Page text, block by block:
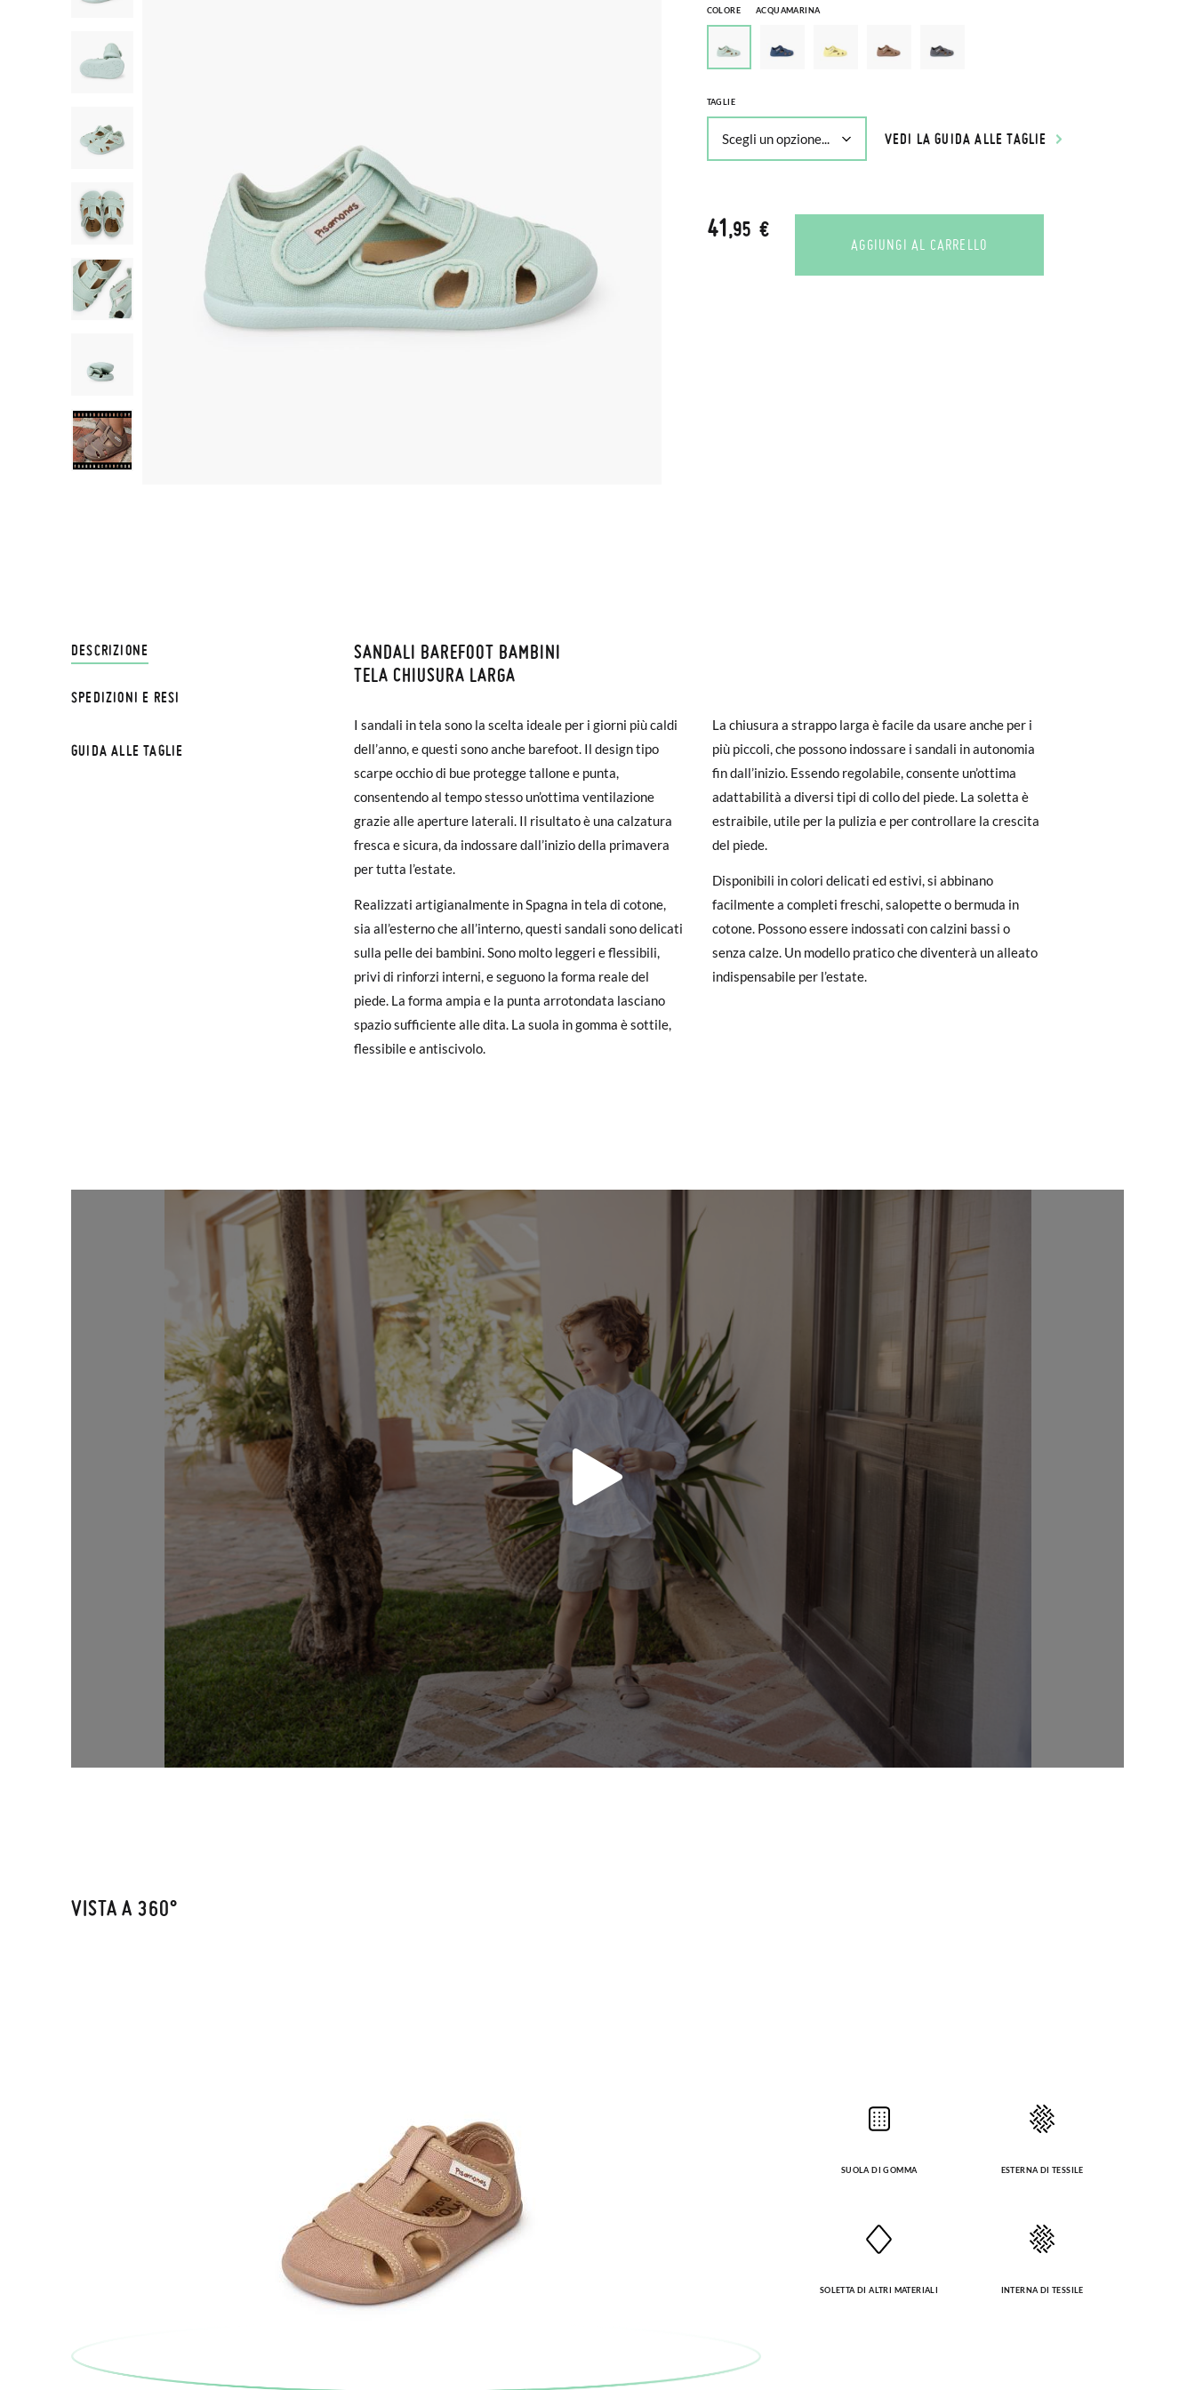
COLORE ACQUAMARINA
TAGLIE
VEDI LA GUIDA ALLE TAGLIE
41,95 €
AGGIUNGI AL CARRELLO
DESCRIZIONE
SANDALI BAREFOOT BAMBINI
TELA CHIUSURA LARGA
I sandali in tela sono la scelta ideale per i giorni più caldi
dell’anno, e questi sono anche barefoot. Il design tipo
scarpe occhio di bue protegge tallone e punta,
consentendo al tempo stesso un’ottima ventilazione
grazie alle aperture laterali. Il risultato è una calzatura
fresca e sicura, da indossare dall’inizio della primavera
per tutta l’estate.
Realizzati artigianalmente in Spagna in tela di cotone,
sia all’esterno che all’interno, questi sandali sono delicati
sulla pelle dei bambini. Sono molto leggeri e flessibili,
privi di rinforzi interni, e seguono la forma reale del
piede. La forma ampia e la punta arrotondata lasciano
spazio sufficiente alle dita. La suola in gomma è sottile,
flessibile e antiscivolo.
La chiusura a strappo larga è facile da usare anche per i
più piccoli, che possono indossare i sandali in autonomia
fin dall’inizio. Essendo regolabile, consente un’ottima
adattabilità a diversi tipi di collo del piede. La soletta è
estraibile, utile per la pulizia e per controllare la crescita
del piede.
Disponibili in colori delicati ed estivi, si abbinano
facilmente a completi freschi, salopette o bermuda in
cotone. Possono essere indossati con calzini bassi o
senza calze. Un modello pratico che diventerà un alleato
indispensabile per l’estate.
SPEDIZIONI E RESI
SPEDIZIONI E RESI
€ e impiegherà da 4 a 5 giorni lavorativi per arrivare tramite corriere. Ti preghiamo di notare che l'ordine deve essere
effettuato prima delle 15:00, altrimenti verrà spedito il giorno successivo.
Se le scarpe arrivano e non sono esattamente quello che cercavi, puoi richiedere facilmente un reso gratuito.
Se hai un account, ti basta accedere per avviare la procedura. Se hai effettuato il pagamento come ospite, visita la
nostra pagina dei
Per sostituire un articolo, ti preghiamo di restituire il paio originale utilizzando l'etichetta fornita presso qualsiasi
ufficio postale Poste Italiane e di effettuare un nuovo ordine per la taglia o il modello desiderato.
GUIDA ALLE TAGLIE
VISTA A 360°
SUOLA DI GOMMA ESTERNA DI TESSILE
SOLETTA DI ALTRI MATERIALI INTERNA DI TESSILE